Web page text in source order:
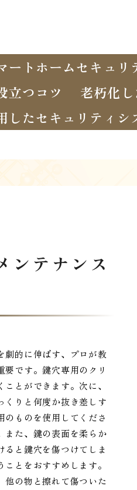
ートホームセキュ
立つコツ
老朽化
したセキュリティシ
ンテナンス
劇的に伸ばす、プロが教
です。鍵穴専用のクリ
とができます。次に、
くりと何度か抜き差しす
ものを使用してくださ
また、鍵の表面を柔らか
と鍵穴を傷つけてしま
とをおすすめします。
他の物と擦れて傷ついた